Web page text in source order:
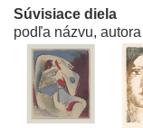
Súvisiace diela
podľa názvu, autora